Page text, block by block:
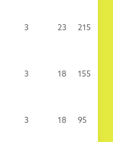
3 23 215
3 18 155
3 18 95